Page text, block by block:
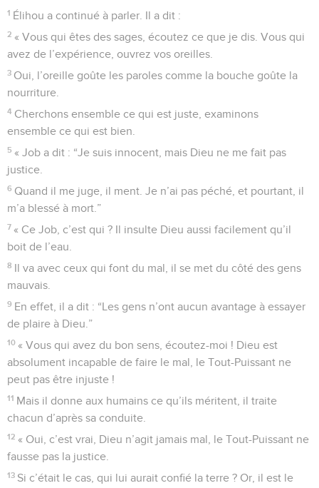
1 Élihou a continué à parler. Il a dit :
2 « Vous qui êtes des sages, écoutez ce que je dis. Vous qui
avez de l’expérience, ouvrez vos oreilles.
3 Oui, l’oreille goûte les paroles comme la bouche goûte la
nourriture.
4 Cherchons ensemble ce qui est juste, examinons
ensemble ce qui est bien.
5 « Job a dit : “Je suis innocent, mais Dieu ne me fait pas
justice.
6 Quand il me juge, il ment. Je n’ai pas péché, et pourtant, il
m’a blessé à mort.”
7 « Ce Job, c’est qui ? Il insulte Dieu aussi facilement qu’il
boit de l’eau.
8 Il va avec ceux qui font du mal, il se met du côté des gens
mauvais.
9 En effet, il a dit : “Les gens n’ont aucun avantage à essayer
de plaire à Dieu.”
10 « Vous qui avez du bon sens, écoutez-moi ! Dieu est
absolument incapable de faire le mal, le Tout-Puissant ne
peut pas être injuste !
11 Mais il donne aux humains ce qu’ils méritent, il traite
chacun d’après sa conduite.
12 « Oui, c’est vrai, Dieu n’agit jamais mal, le Tout-Puissant ne
fausse pas la justice.
13 Si c’était le cas, qui lui aurait confié la terre ? Or, il est le